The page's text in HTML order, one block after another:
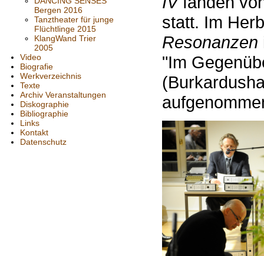
Bergen 2016
Tanztheater für junge
Flüchtlinge 2015
KlangWand Trier
2005
Video
Biografie
Werkverzeichnis
Texte
Archiv Veranstaltungen
Diskographie
Bibliographie
Links
Kontakt
Datenschutz
statt. Im
Resonanzen
"Im